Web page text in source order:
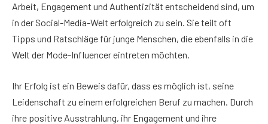
Arbeit, Engagement und Authentizität entscheidend sind, um
in der Social-Media-Welt erfolgreich zu sein. Sie teilt oft
Tipps und Ratschläge für junge Menschen, die ebenfalls in die
Welt der Mode-Influencer eintreten möchten.
Ihr Erfolg ist ein Beweis dafür, dass es möglich ist, seine
Leidenschaft zu einem erfolgreichen Beruf zu machen. Durch
ihre positive Ausstrahlung, ihr Engagement und ihre